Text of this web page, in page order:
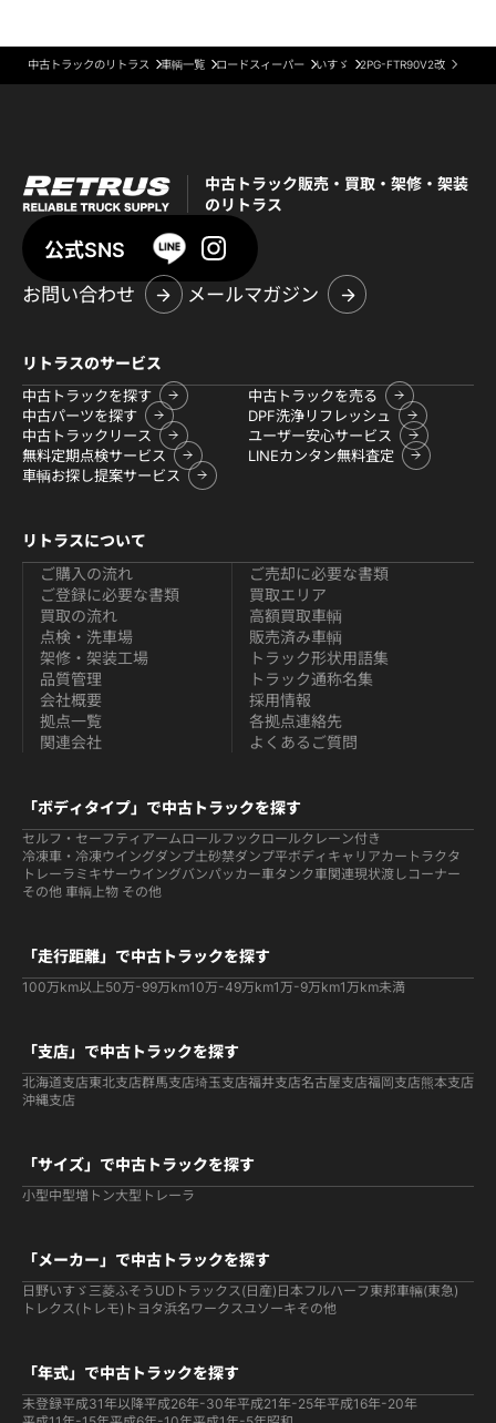
中古トラックのリトラス 車輌一覧 ロードスィーパー いすゞ 2PG-FTR90V2改
中古トラック販売・買取・架修・架装
のリトラス
公式SNS
お問い合わせ
メールマガジン
リトラスのサービス
中古トラックを探す
中古トラックを売る
中古パーツを探す
DPF洗浄リフレッシュ
中古トラックリース
ユーザー安心サービス
無料定期点検サービス
LINEカンタン無料査定
車輌お探し提案サービス
リトラスについて
ご購入の流れ
ご登録に必要な書類
買取の流れ
ご売却に必要な書類
買取エリア
高額買取車輌
点検・洗車場
架修・架装工場
品質管理
販売済み車輌
トラック形状用語集
トラック通称名集
会社概要
拠点一覧
関連会社
採用情報
各拠点連絡先
よくあるご質問
「ボディタイプ」で中古トラックを探す
セルフ・セーフティ アームロールフックロールクレーン付き
冷凍車・冷凍ウイングダンプ土砂禁ダンプ平ボディ キャリアカー トラクタ
トレーラ ミキサーウイングバンパッカー車タンク車関連現状渡しコーナー
その他 車輌 上物 その他
「走行距離」で中古トラックを探す
100万km以上50万-99万km10万-49万km1万-9万km1万km未満
「支店」で中古トラックを探す
北海道支店東北支店群馬支店埼玉支店福井支店名古屋支店福岡支店熊本支店
沖縄支店
「サイズ」で中古トラックを探す
小型中型増トン大型 トレーラ
「メーカー」で中古トラックを探す
日野いすゞ 三菱ふそう UDトラックス(日産) 日本フルハーフ 東邦車輛(東急)
トレクス(トレモ) トヨタ浜名ワークス ユソーキその他
「年式」で中古トラックを探す
未登録平成31年以降平成26年-30年平成21年-25年平成16年-20年